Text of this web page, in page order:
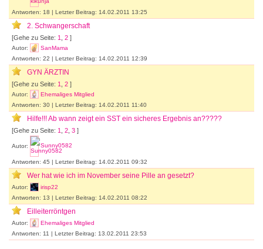
Antworten: 18 | Letzter Beitrag: 14.02.2011 13:25
2. Schwangerschaft
[Gehe zu Seite: 1 2 ]
Autor:
SanMama
Antworten: 22 | Letzter Beitrag: 14.02.2011 12:39
GYN ÄRZTIN
[Gehe zu Seite: 1 2 ]
Autor:
Ehemaliges Mitglied
Antworten: 30 | Letzter Beitrag: 14.02.2011 11:40
Hilfe!!! Ab wann zeigt ein SST ein sicheres Ergebnis an?????
[Gehe zu Seite: 1 2 3 ]
Autor: Sunny0582
Antworten: 45 | Letzter Beitrag: 14.02.2011 09:32
Wer hat wie ich im November seine Pille an gesetzt?
Autor:
irisp22
Antworten: 13 | Letzter Beitrag: 14.02.2011 08:22
Eilleiterröntgen
Autor:
Ehemaliges Mitglied
Antworten: 11 | Letzter Beitrag: 13.02.2011 23:53